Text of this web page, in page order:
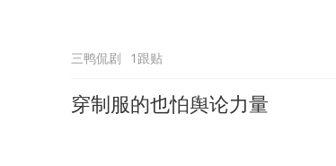
三鸭侃剧 1跟贴
穿制服的也怕舆论力量